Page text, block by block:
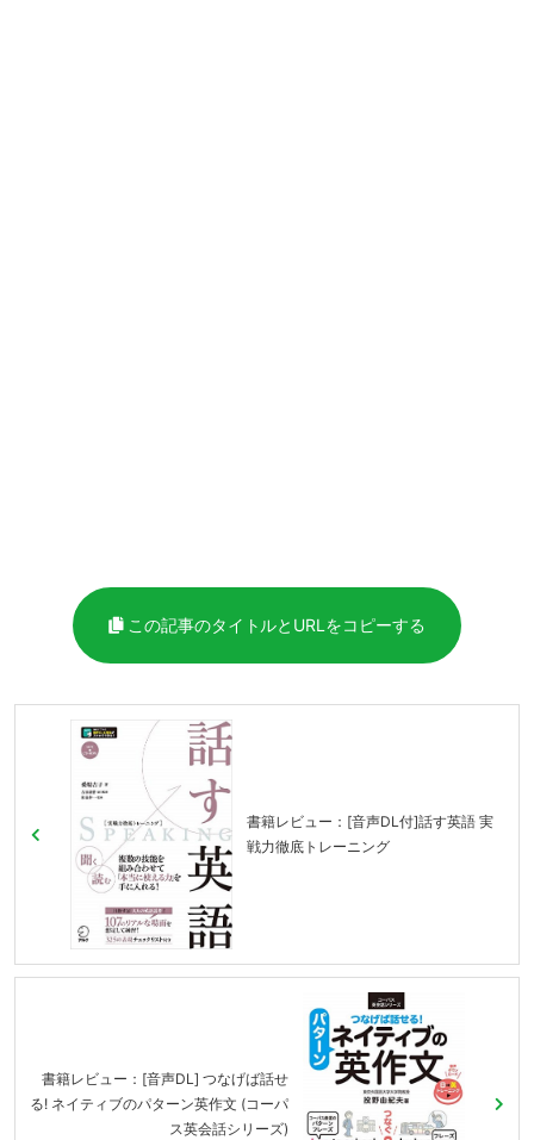
この記事のタイトルとURLをコピーする
書籍レビュー：[音声DL付]話す英語 実
戦力徹底トレーニング
書籍レビュー：[音声DL] つなげば話せ
る! ネイティブのパターン英作文 (コーパ
ス英会話シリーズ)